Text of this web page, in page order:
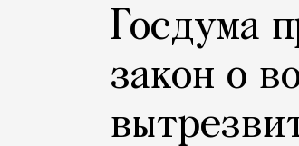
Госдума
закон о